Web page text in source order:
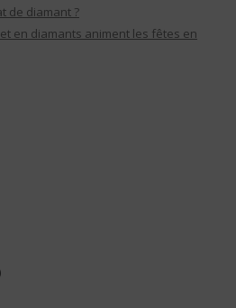
de diamant ?
en diamants animent les fêtes en